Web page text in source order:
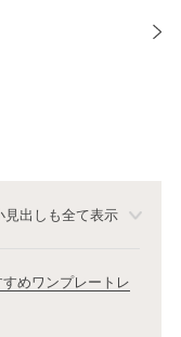
見出しも全て表示
めワンプレートレ